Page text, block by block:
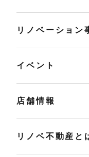
リノベーション
イベント
店舗情報
リノベ不動産と